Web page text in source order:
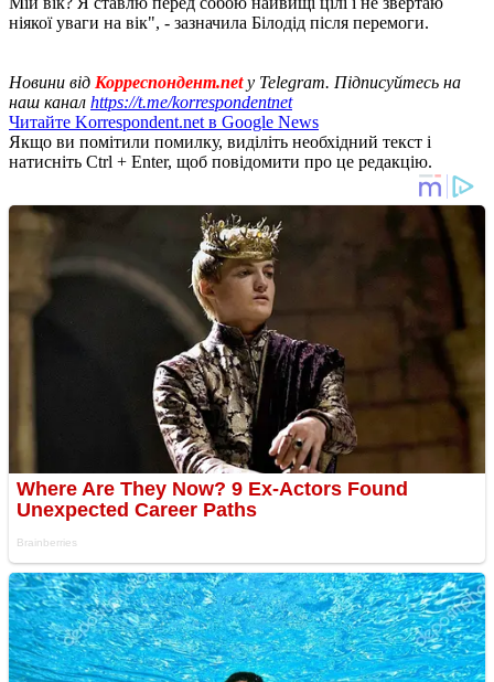
ніякої уваги на вік", - зазначила Білодід після перемоги.
Новини від Корреспондент.netу Telegram. Підписуйтесь на
наш канал https://t.me/korrespondentnet
Читайте Korrespondent.net в Google News
Якщо ви помітили помилку, виділіть необхідний текст і
натисніть Ctrl + Enter, щоб повідомити про це редакцію.